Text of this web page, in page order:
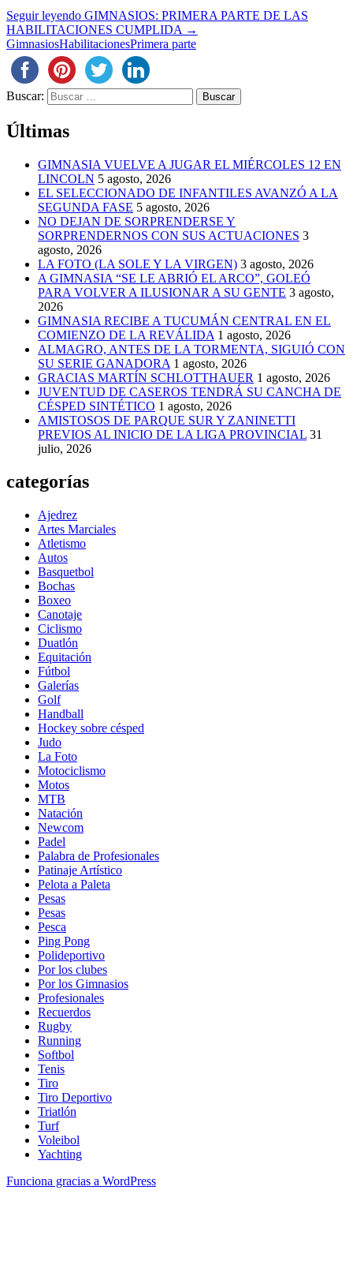
Seguir leyendo GIMNASIOS: PRIMERA PARTE DE LAS
HABILITACIONES CUMPLIDA →
GimnasiosHabilitacionesPrimera parte
Buscar:
Últimas
GIMNASIA VUELVE A JUGAR EL MIÉRCOLES 12 EN
LINCOLN 5 agosto, 2026
EL SELECCIONADO DE INFANTILES AVANZÓ A LA
SEGUNDA FASE 5 agosto, 2026
NO DEJAN DE SORPRENDERSE Y
SORPRENDERNOS CON SUS ACTUACIONES 3
agosto, 2026
LA FOTO (LA SOLE Y LA VIRGEN) 3 agosto, 2026
A GIMNASIA “SE LE ABRIÓ EL ARCO”, GOLEÓ
PARA VOLVER A ILUSIONAR A SU GENTE 3 agosto,
2026
GIMNASIA RECIBE A TUCUMÁN CENTRAL EN EL
COMIENZO DE LA REVÁLIDA 1 agosto, 2026
ALMAGRO, ANTES DE LA TORMENTA, SIGUIÓ CON
SU SERIE GANADORA 1 agosto, 2026
GRACIAS MARTÍN SCHLOTTHAUER 1 agosto, 2026
JUVENTUD DE CASEROS TENDRÁ SU CANCHA DE
CÉSPED SINTÉTICO 1 agosto, 2026
AMISTOSOS DE PARQUE SUR Y ZANINETTI
PREVIOS AL INICIO DE LA LIGA PROVINCIAL 31
julio, 2026
categorías
Ajedrez
Artes Marciales
Atletismo
Autos
Basquetbol
Bochas
Boxeo
Canotaje
Ciclismo
Duatlón
Equitación
Fútbol
Galerías
Golf
Handball
Hockey sobre césped
Judo
La Foto
Motociclismo
Motos
MTB
Natación
Newcom
Padel
Palabra de Profesionales
Patinaje Artístico
Pelota a Paleta
Pesas
Pesas
Pesca
Ping Pong
Polideportivo
Por los clubes
Por los Gimnasios
Profesionales
Recuerdos
Rugby
Running
Softbol
Tenis
Tiro
Tiro Deportivo
Triatlón
Turf
Voleibol
Yachting
Funciona gracias a WordPress